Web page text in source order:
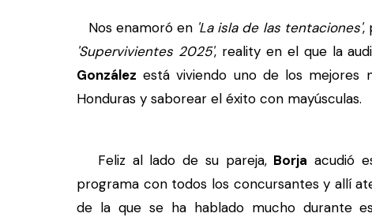
Nos enamoró en 'La isla de las tentaciones',
'Supervivientes 2025', reality en el que la
González está viviendo uno de los mejores
Honduras y saborear el éxito con mayúsculas.
Feliz al lado de su pareja, Borja acudió
programa con todos los concursantes y allí
de la que se ha hablado mucho durante